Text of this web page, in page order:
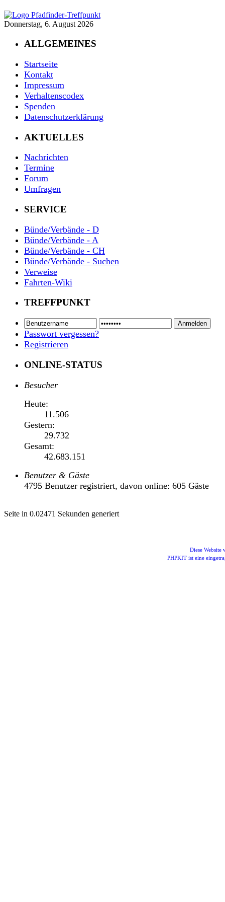
Donnerstag, 6. August 2026
ALLGEMEINES
Startseite
Kontakt
Impressum
Verhaltenscodex
Spenden
Datenschutzerklärung
AKTUELLES
Nachrichten
Termine
Forum
Umfragen
SERVICE
Bünde/Verbände - D
Bünde/Verbände - A
Bünde/Verbände - CH
Bünde/Verbände - Suchen
Verweise
Fahrten-Wiki
TREFFPUNKT
Passwort vergessen?
Registrieren
ONLINE-STATUS
Besucher
Heute:
11.506
Gestern:
29.732
Gesamt:
42.683.151
Benutzer & Gäste
4795 Benutzer registriert, davon online: 605 Gäste
Seite in 0.02471 Sekunden generiert
Diese Website
PHPKIT ist eine